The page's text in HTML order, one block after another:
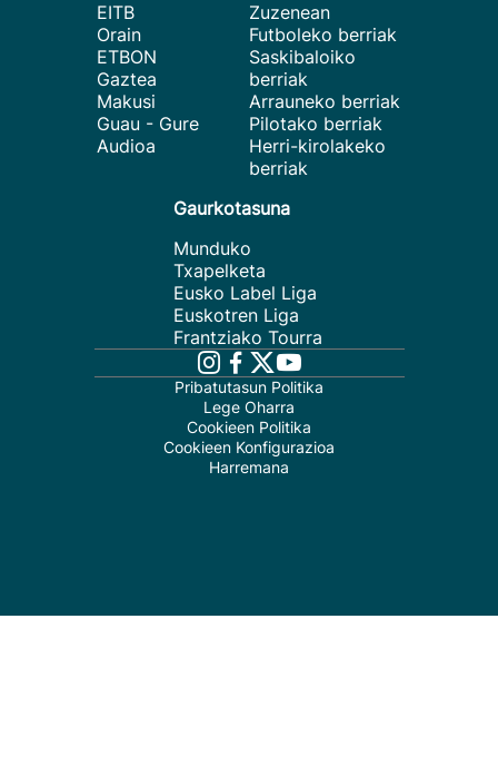
EITB
Orain
ETBON
Gaztea
Makusi
Guau - Gure
Audioa
Zuzenean
Futboleko berriak
Saskibaloiko
berriak
Arrauneko berriak
Pilotako berriak
Herri-kirolakeko
berriak
Gaurkotasuna
Munduko
Txapelketa
Eusko Label Liga
Euskotren Liga
Frantziako Tourra
Pribatutasun Politika
Lege Oharra
Cookieen Politika
Cookieen Konfigurazioa
Harremana